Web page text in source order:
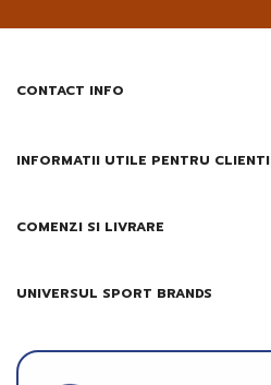
informatii
CONTACT INFO
INFORMATII UTILE PENTRU CLIENTI
COMENZI SI LIVRARE
UNIVERSUL SPORT BRANDS